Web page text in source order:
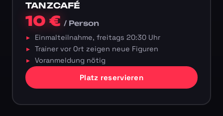
TANZCAFÉ
10 €/ Person
Einmalteilnahme, freitags 20:30 Uhr
Trainer vor Ort zeigen neue Figuren
Voranmeldung nötig
Platz reservieren